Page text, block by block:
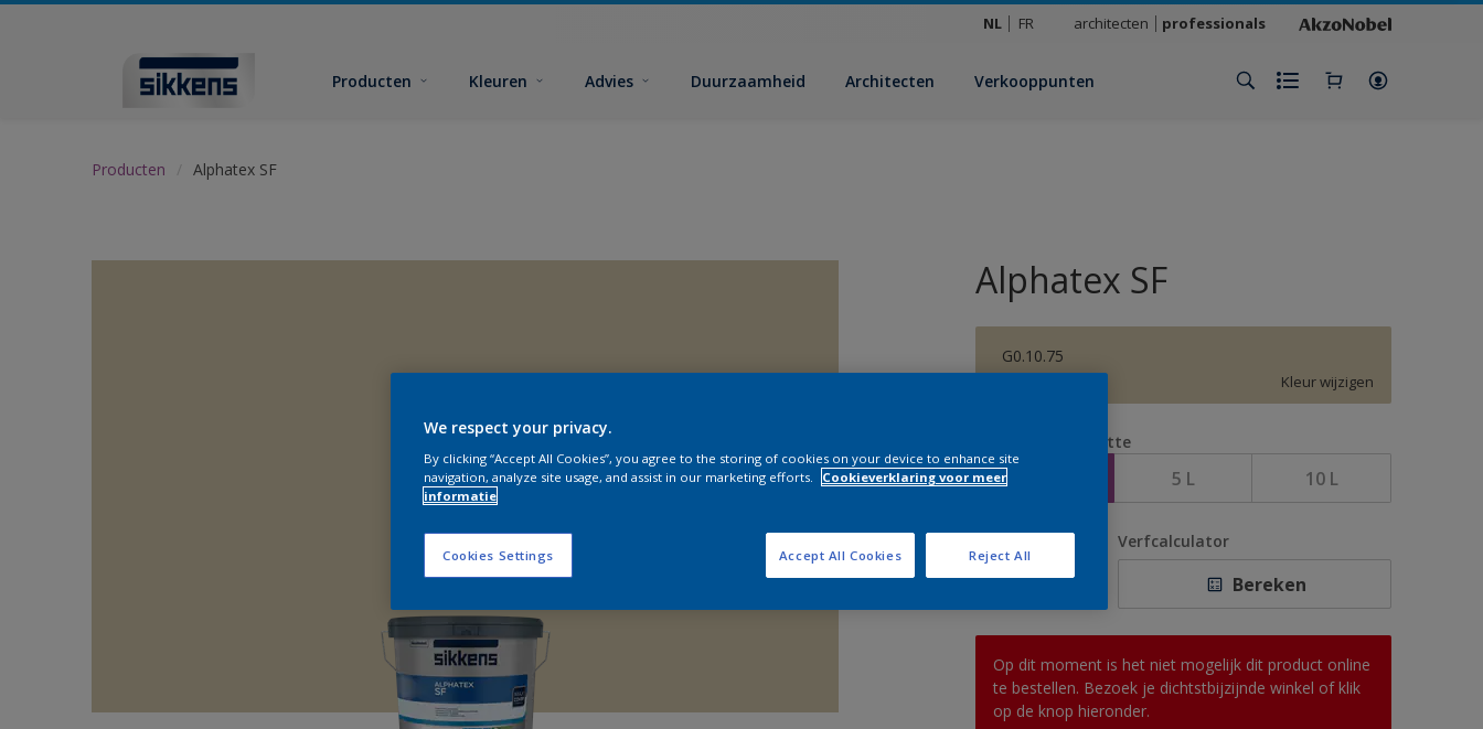
NL FR architecten professionals
Producten Kleuren Advies Duurzaamheid Architecten Verkooppunten
Producten Alphatex SF
Alphatex SF
G0.10.75
Kleur wijzigen
Verpakkingsgrootte
5 L 10 L
Verfcalculator
Bereken
Op dit moment is het niet mogelijk dit product online
te bestellen. Bezoek je dichtstbijzijnde winkel of klik
op de knop hieronder.
We respect your privacy.
By clicking “Accept All Cookies”, you agree to the storing of cookies on your device to enhance site
navigation, analyze site usage, and assist in our marketing efforts.
Cookieverklaring voor meer
informatie
Cookies Settings Reject All
Accept All Cookies